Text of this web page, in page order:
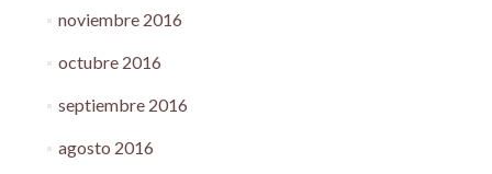
noviembre 2016
octubre 2016
septiembre 2016
agosto 2016